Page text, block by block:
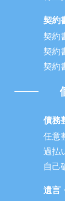
契約
契約
契約
契約
債務
任意
過払
自己
遺言